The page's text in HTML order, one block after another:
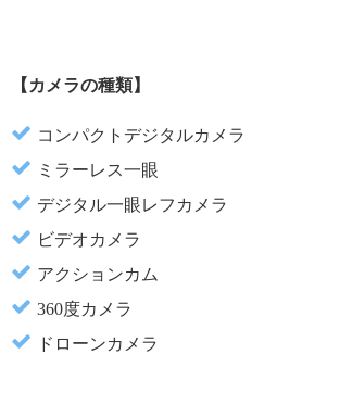
【カメラの種類】
コンパクトデジタルカメラ
ミラーレス一眼
デジタル一眼レフカメラ
ビデオカメラ
アクションカム
360度カメラ
ドローンカメラ